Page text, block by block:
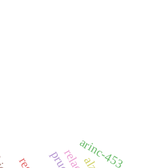
arinc-453